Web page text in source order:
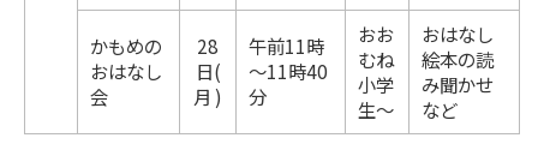
かもめの
おはなし
会
28
日(
月 )
午前11時
～11時40
分
おお
むね
小学
生～
おはなし
絵本の読
み聞かせ
など